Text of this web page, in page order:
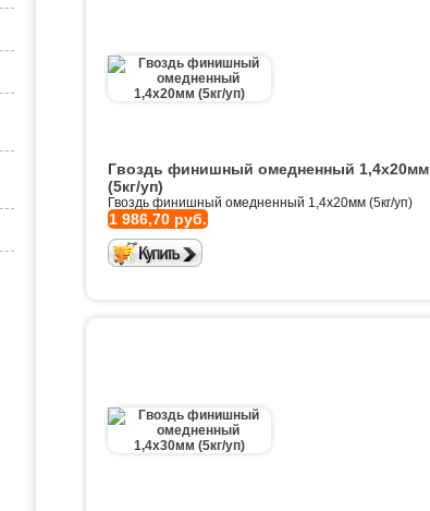
Гвоздь финишный омедненный 1,4х20мм
(5кг/уп)
Гвоздь финишный омедненный 1,4х20мм (5кг/уп)
1 986,70 руб.